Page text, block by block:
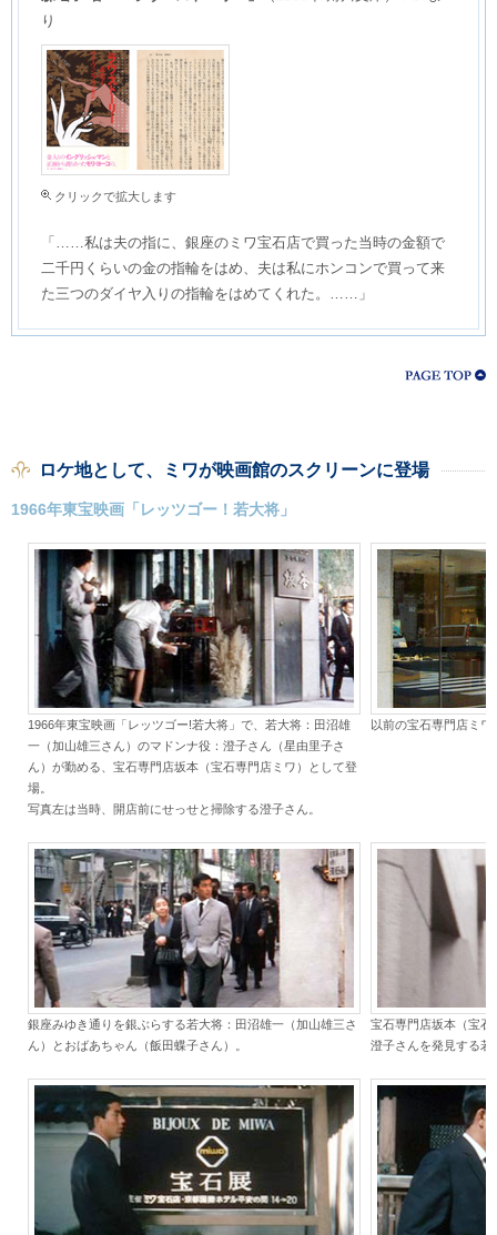
り
クリックで拡大します
「……私は夫の指に、銀座のミワ宝石店で買った当時の金額で
二千円くらいの金の指輪をはめ、夫は私にホンコンで買って来
た三つのダイヤ入りの指輪をはめてくれた。……」
ロケ地として、ミワが映画館のスクリーンに登場
1966年東宝映画「レッツゴー！若大将」
1966年東宝映画「レッツゴー!若大将」で、若大将：田沼雄
一（加山雄三さん）のマドンナ役：澄子さん（星由里子さ
ん）が勤める、宝石専門店坂本（宝石専門店ミワ）として登
場。
写真左は当時、開店前にせっせと掃除する澄子さん。
以前の宝石専門店ミワ
銀座みゆき通りを銀ぶらする若大将：田沼雄一（加山雄三さ
ん）とおばあちゃん（飯田蝶子さん）。
宝石専門店坂本（宝
澄子さんを発見する